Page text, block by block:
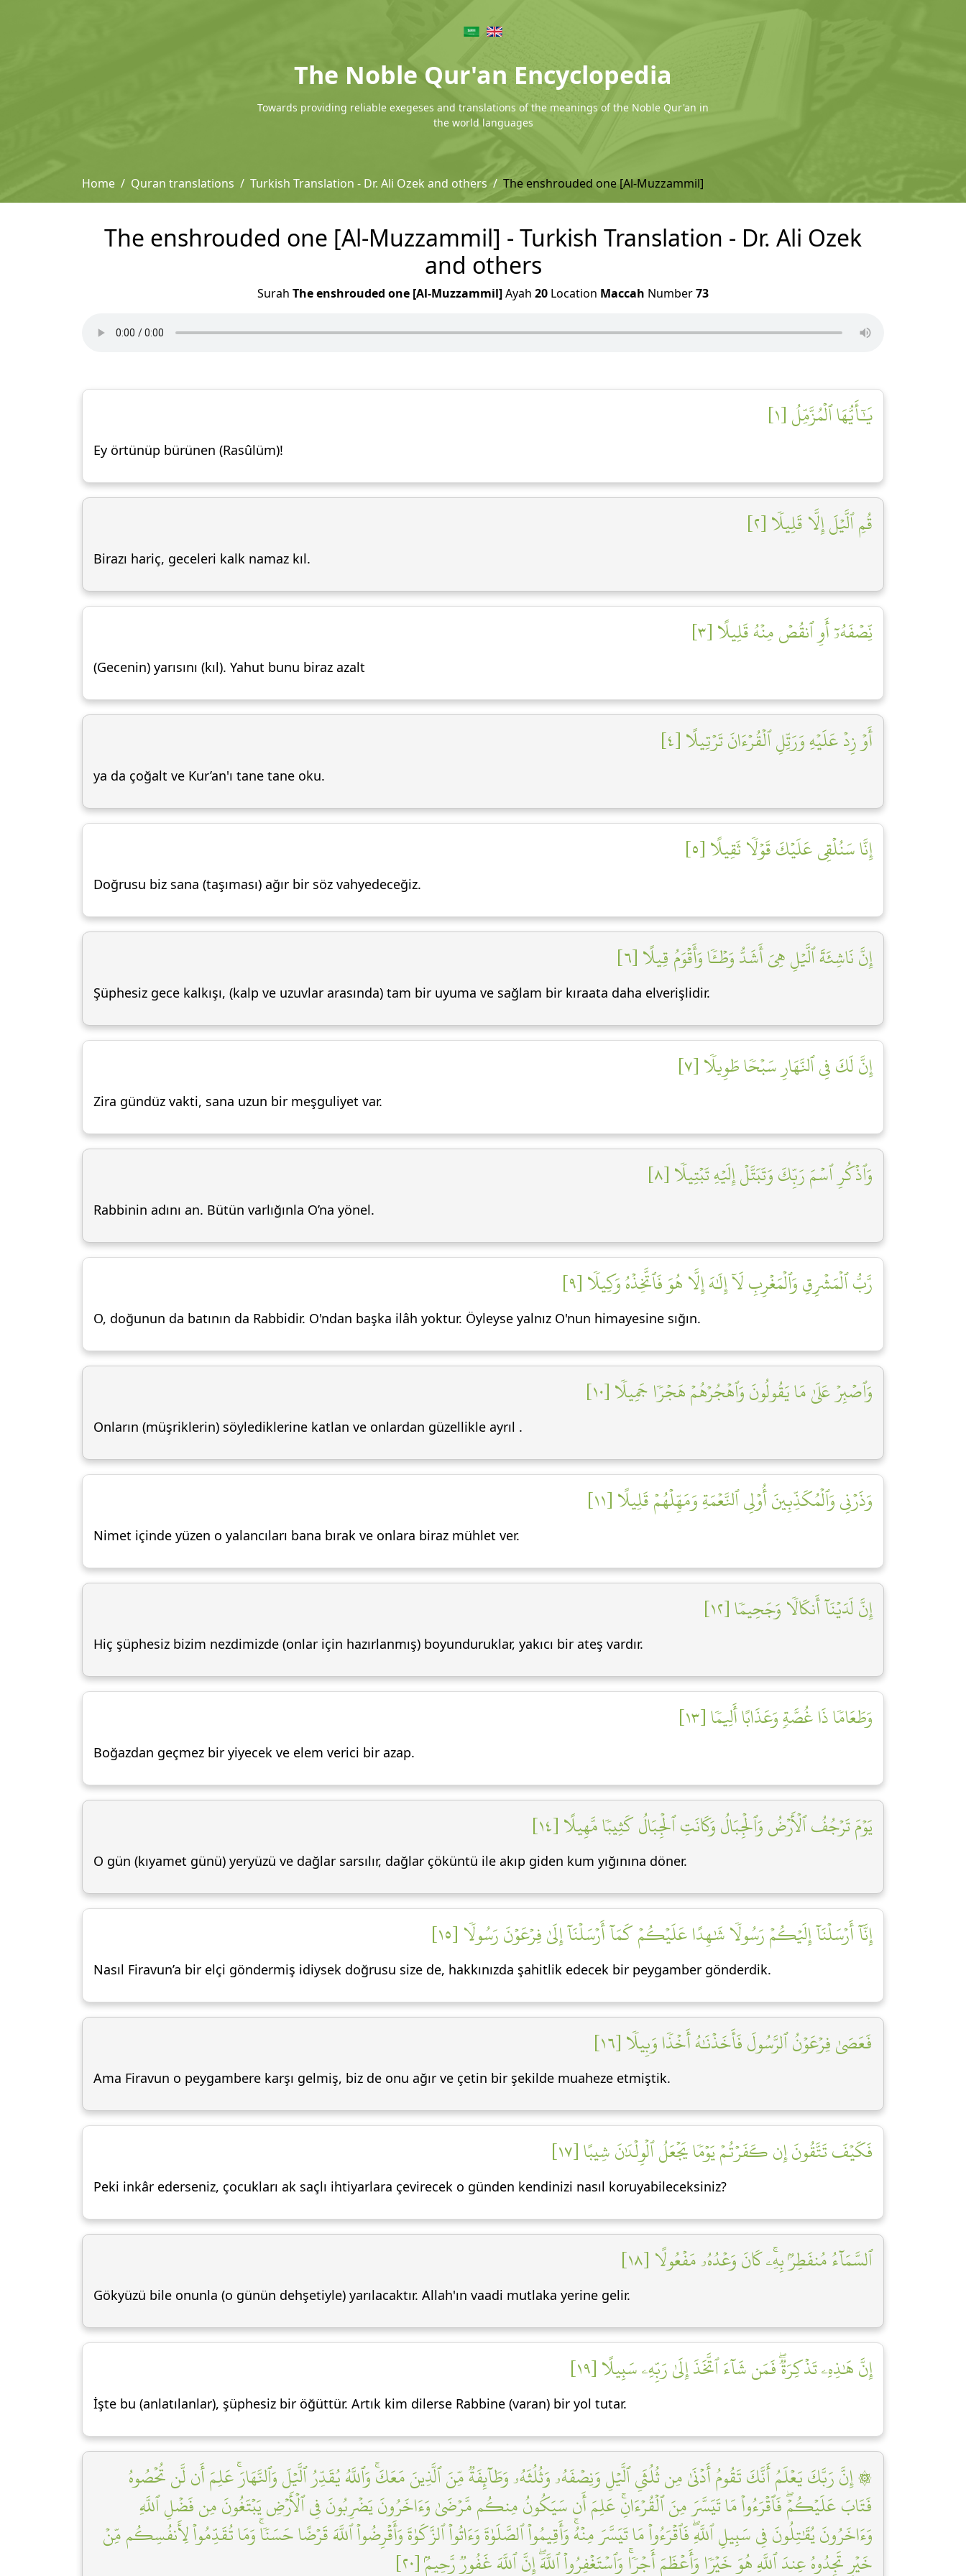
The Noble Qur'an Encyclopedia
Towards providing reliable exegeses and translations of the meanings of the Noble Qur'an in
the world languages
Home Quran translations Turkish Translation - Dr. Ali Ozek and others The enshrouded one [Al-Muzzammil]
The enshrouded one [Al-Muzzammil] - Turkish Translation - Dr. Ali Ozek
and others
Surah The enshrouded one [Al-Muzzammil]Ayah 20 Location Maccah Number73
يَٰٓأَيُّهَا ٱلۡمُزَّمِّلُ [١]
Ey örtünüp bürünen (Rasûlüm)!
قُمِ ٱلَّيۡلَ إِلَّا قَلِيلٗا [٢]
Birazı hariç, geceleri kalk namaz kıl.
نِّصۡفَهُۥٓ أَوِ ٱنقُصۡ مِنۡهُ قَلِيلًا [٣]
(Gecenin) yarısını (kıl). Yahut bunu biraz azalt
أَوۡ زِدۡ عَلَيۡهِ وَرَتِّلِ ٱلۡقُرۡءَانَ تَرۡتِيلًا [٤]
ya da çoğalt ve Kur’an'ı tane tane oku.
إِنَّا سَنُلۡقِي عَلَيۡكَ قَوۡلٗا ثَقِيلًا [٥]
Doğrusu biz sana (taşıması) ağır bir söz vahyedeceğiz.
إِنَّ نَاشِئَةَ ٱلَّيۡلِ هِيَ أَشَدُّ وَطۡـٔٗا وَأَقۡوَمُ قِيلًا [٦]
Şüphesiz gece kalkışı, (kalp ve uzuvlar arasında) tam bir uyuma ve sağlam bir kıraata daha elverişlidir.
إِنَّ لَكَ فِي ٱلنَّهَارِ سَبۡحٗا طَوِيلٗا [٧]
Zira gündüz vakti, sana uzun bir meşguliyet var.
وَٱذۡكُرِ ٱسۡمَ رَبِّكَ وَتَبَتَّلۡ إِلَيۡهِ تَبۡتِيلٗا [٨]
Rabbinin adını an. Bütün varlığınla O’na yönel.
رَّبُّ ٱلۡمَشۡرِقِ وَٱلۡمَغۡرِبِ لَآ إِلَٰهَ إِلَّا هُوَ فَٱتَّخِذۡهُ وَكِيلٗا [٩]
O, doğunun da batının da Rabbidir. O'ndan başka ilâh yoktur. Öyleyse yalnız O'nun himayesine sığın.
وَٱصۡبِرۡ عَلَىٰ مَا يَقُولُونَ وَٱهۡجُرۡهُمۡ هَجۡرٗا جَمِيلٗا [١٠]
Onların (müşriklerin) söylediklerine katlan ve onlardan güzellikle ayrıl .
وَذَرۡنِي وَٱلۡمُكَذِّبِينَ أُوْلِي ٱلنَّعۡمَةِ وَمَهِّلۡهُمۡ قَلِيلًا [١١]
Nimet içinde yüzen o yalancıları bana bırak ve onlara biraz mühlet ver.
إِنَّ لَدَيۡنَآ أَنكَالٗا وَجَحِيمٗا [١٢]
Hiç şüphesiz bizim nezdimizde (onlar için hazırlanmış) boyunduruklar, yakıcı bir ateş vardır.
وَطَعَامٗا ذَا غُصَّةٖ وَعَذَابًا أَلِيمٗا [١٣]
Boğazdan geçmez bir yiyecek ve elem verici bir azap.
يَوۡمَ تَرۡجُفُ ٱلۡأَرۡضُ وَٱلۡجِبَالُ وَكَانَتِ ٱلۡجِبَالُ كَثِيبٗا مَّهِيلًا [١٤]
O gün (kıyamet günü) yeryüzü ve dağlar sarsılır, dağlar çöküntü ile akıp giden kum yığınına döner.
إِنَّآ أَرۡسَلۡنَآ إِلَيۡكُمۡ رَسُولٗا شَٰهِدًا عَلَيۡكُمۡ كَمَآ أَرۡسَلۡنَآ إِلَىٰ فِرۡعَوۡنَ رَسُولٗا [١٥]
Nasıl Firavun’a bir elçi göndermiş idiysek doğrusu size de, hakkınızda şahitlik edecek bir peygamber gönderdik.
فَعَصَىٰ فِرۡعَوۡنُ ٱلرَّسُولَ فَأَخَذۡنَٰهُ أَخۡذٗا وَبِيلٗا [١٦]
Ama Firavun o peygambere karşı gelmiş, biz de onu ağır ve çetin bir şekilde muaheze etmiştik.
فَكَيۡفَ تَتَّقُونَ إِن كَفَرۡتُمۡ يَوۡمٗا يَجۡعَلُ ٱلۡوِلۡدَٰنَ شِيبًا [١٧]
Peki inkâr ederseniz, çocukları ak saçlı ihtiyarlara çevirecek o günden kendinizi nasıl koruyabileceksiniz?
ٱلسَّمَآءُ مُنفَطِرُۢ بِهِۦۚ كَانَ وَعۡدُهُۥ مَفۡعُولًا [١٨]
Gökyüzü bile onunla (o günün dehşetiyle) yarılacaktır. Allah'ın vaadi mutlaka yerine gelir.
إِنَّ هَٰذِهِۦ تَذۡكِرَةٞۖ فَمَن شَآءَ ٱتَّخَذَ إِلَىٰ رَبِّهِۦ سَبِيلًا [١٩]
İşte bu (anlatılanlar), şüphesiz bir öğüttür. Artık kim dilerse Rabbine (varan) bir yol tutar.
۞ إِنَّ رَبَّكَ يَعۡلَمُ أَنَّكَ تَقُومُ أَدۡنَىٰ مِن ثُلُثَيِ ٱلَّيۡلِ وَنِصۡفَهُۥ وَثُلُثَهُۥ وَطَآئِفَةٞ مِّنَ ٱلَّذِينَ مَعَكَۚ وَٱللَّهُ يُقَدِّرُ ٱلَّيۡلَ وَٱلنَّهَارَۚ عَلِمَ أَن لَّن تُحۡصُوهُ
فَتَابَ عَلَيۡكُمۡۖ فَٱقۡرَءُواْ مَا تَيَسَّرَ مِنَ ٱلۡقُرۡءَانِۚ عَلِمَ أَن سَيَكُونُ مِنكُم مَّرۡضَىٰ وَءَاخَرُونَ يَضۡرِبُونَ فِي ٱلۡأَرۡضِ يَبۡتَغُونَ مِن فَضۡلِ ٱللَّهِ
وَءَاخَرُونَ يُقَٰتِلُونَ فِي سَبِيلِ ٱللَّهِۖ فَٱقۡرَءُواْ مَا تَيَسَّرَ مِنۡهُۚ وَأَقِيمُواْ ٱلصَّلَوٰةَ وَءَاتُواْ ٱلزَّكَوٰةَ وَأَقۡرِضُواْ ٱللَّهَ قَرۡضًا حَسَنٗاۚ وَمَا تُقَدِّمُواْ لِأَنفُسِكُم مِّنۡ
خَيۡرٖ تَجِدُوهُ عِندَ ٱللَّهِ هُوَ خَيۡرٗا وَأَعۡظَمَ أَجۡرٗاۚ وَٱسۡتَغۡفِرُواْ ٱللَّهَۖ إِنَّ ٱللَّهَ غَفُورٞ رَّحِيمُۢ [٢٠]